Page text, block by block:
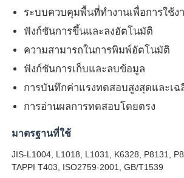
ควบคุมคุณภาพ
ติดต่อเรา
ขออ้าง
อุปกรณ์ทดสอบในห้องปฏิบัติการ
ห้องทดสอบสิ่งแวดล้อม
ระบบควบคุมพื้นที่ทํางานเพื่อการใช้ง
ฟังก์ชันการขึ้นและลงอัตโนมัติ
ความสามารถในการพิมพ์อัตโนมัติ
ฟังก์ชันการเก็บและลบข้อมูล
การบันทึกค่าแรงทดสอบสูงสุดและเ
การอ่านผลการทดสอบโดยตรง
มาตรฐานที่ใช้
JIS-L1004, L1018, L1031, K6328, P8131,
TAPPI T403, ISO2759-2001, GB/T1539